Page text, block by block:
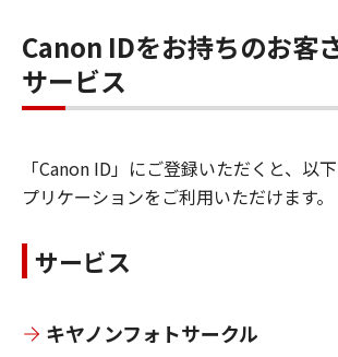
Canon IDをお持ちのお客
サービス
「Canon ID」にご登録いただくと、以
プリケーションをご利用いただけます。
サービス
キヤノンフォトサークル